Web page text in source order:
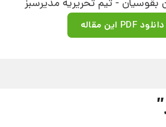
بقوسیان - تیم تحریریه مدیرسبز
دانلود PDF این مقاله
”